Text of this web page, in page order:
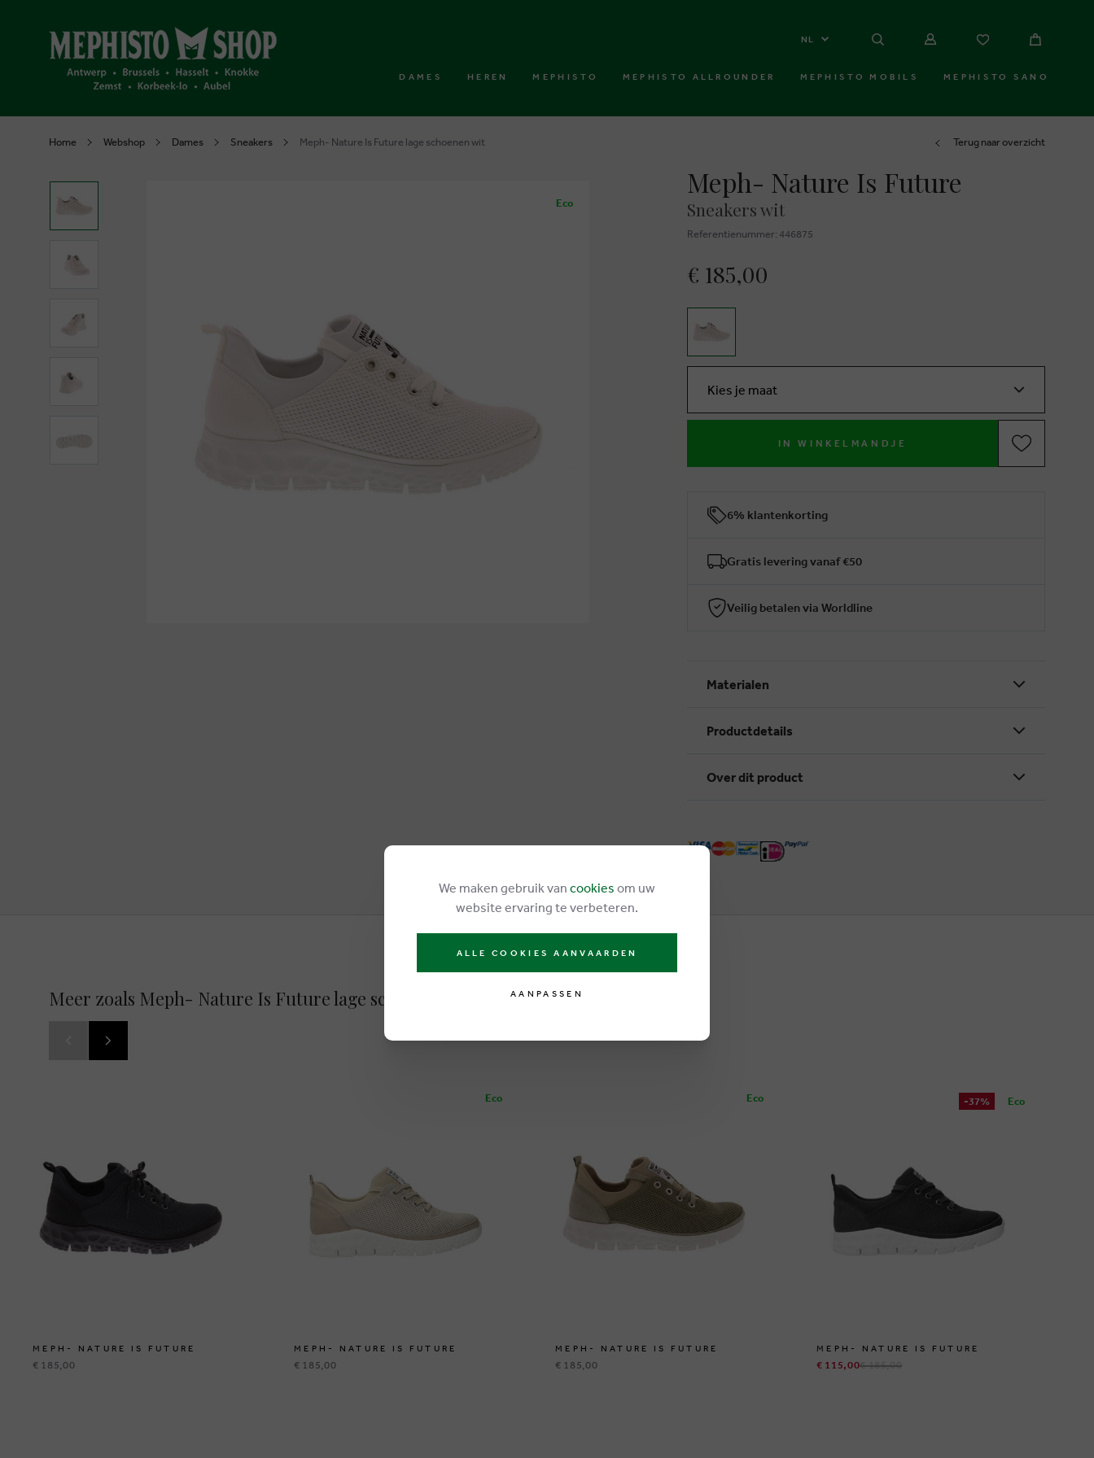
NL
DAMES HEREN MEPHISTO MEPHISTO ALLROUNDER MEPHISTO MOBILS MEPHISTO SANO
Home Webshop Dames Sneakers Meph- Nature Is Future lage schoenen wit Terug naar overzicht
Meph- Nature Is Future
Sneakers wit
Referentienummer: 446875
Eco
€ 185,00
Kies je maat
IN WINKELMANDJE
6% klantenkorting
Gratis levering vanaf €50
Veilig betalen via Worldline
Materialen
Productdetails
Over dit product
Meer zoals Meph- Nature Is Future lage schoenen wit
MEPH- NATURE IS FUTURE
€ 185,00
Eco
MEPH- NATURE IS FUTURE
€ 185,00
Eco
MEPH- NATURE IS FUTURE
€ 185,00
-37% Eco
MEPH- NATURE IS FUTURE
€ 115,00€ 185,00
We maken gebruik van cookies om uw
website ervaring te verbeteren.
ALLE COOKIES AANVAARDEN
AANPASSEN